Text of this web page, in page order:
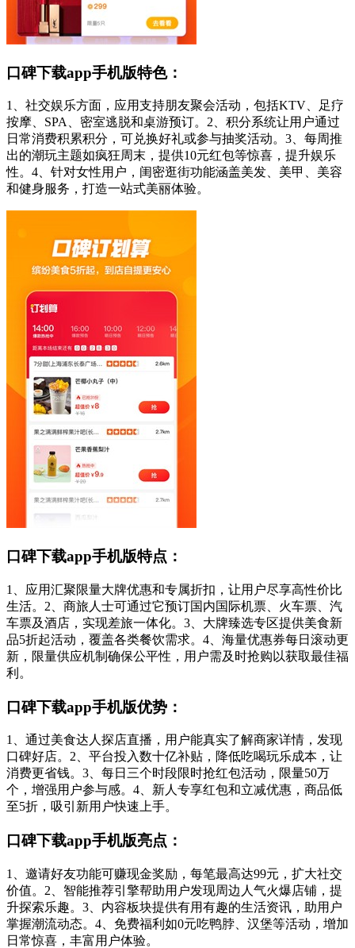
口碑下载app手机版特色：
1、社交娱乐方面，应用支持朋友聚会活动，包括KTV、足疗
按摩、SPA、密室逃脱和桌游预订。2、积分系统让用户通过
日常消费积累积分，可兑换好礼或参与抽奖活动。3、每周推
出的潮玩主题如疯狂周末，提供10元红包等惊喜，提升娱乐
性。4、针对女性用户，闺密逛街功能涵盖美发、美甲、美容
和健身服务，打造一站式美丽体验。
口碑下载app手机版特点：
1、应用汇聚限量大牌优惠和专属折扣，让用户尽享高性价比
生活。2、商旅人士可通过它预订国内国际机票、火车票、汽
车票及酒店，实现差旅一体化。3、大牌臻选专区提供美食新
品5折起活动，覆盖各类餐饮需求。4、海量优惠券每日滚动更
新，限量供应机制确保公平性，用户需及时抢购以获取最佳福
利。
口碑下载app手机版优势：
1、通过美食达人探店直播，用户能真实了解商家详情，发现
口碑好店。2、平台投入数十亿补贴，降低吃喝玩乐成本，让
消费更省钱。3、每日三个时段限时抢红包活动，限量50万
个，增强用户参与感。4、新人专享红包和立减优惠，商品低
至5折，吸引新用户快速上手。
口碑下载app手机版亮点：
1、邀请好友功能可赚现金奖励，每笔最高达99元，扩大社交
价值。2、智能推荐引擎帮助用户发现周边人气火爆店铺，提
升探索乐趣。3、内容板块提供有用有趣的生活资讯，助用户
掌握潮流动态。4、免费福利如0元吃鸭脖、汉堡等活动，增加
日常惊喜，丰富用户体验。